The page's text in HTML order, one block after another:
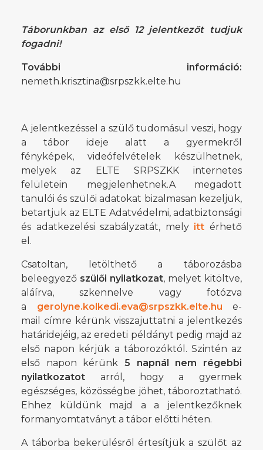
Táborunkban az első 12 jelentkezőt tudjuk
fogadni!
További információ:
nemeth.krisztina@srpszkk.elte.hu
A jelentkezéssel a szülő tudomásul veszi, hogy
a tábor ideje alatt a gyermekről
fényképek, videófelvételek készülhetnek,
melyek az ELTE SRPSZKK internetes
felületein megjelenhetnek.A megadott
tanulói és szülői adatokat bizalmasan kezeljük,
betartjuk az ELTE Adatvédelmi, adatbiztonsági
és adatkezelési szabályzatát, mely itt érhető
el.
Csatoltan, letölthető a táborozásba
beleegyező szülői nyilatkozat, melyet kitöltve,
aláírva, szkennelve vagy fotózva
a gerolyne.kolkedi.eva@srpszkk.elte.hu e-
mail címre kérünk visszajuttatni a jelentkezés
határidejéig, az eredeti példányt pedig majd az
első napon kérjük a táborozóktól. Szintén az
első napon kérünk 5 napnál nem régebbi
nyilatkozatot arról, hogy a gyermek
egészséges, közösségbe jöhet, táboroztatható.
Ehhez küldünk majd a a jelentkezőknek
formanyomtatványt a tábor előtti héten.
A táborba bekerülésről értesítjük a szülőt az